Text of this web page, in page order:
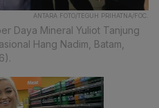
ANTARA FOTO/TEGUH PRIHATNA/FOC.
Daya Mineral Yuliot Tanjung
Hang Nadim, Batam,